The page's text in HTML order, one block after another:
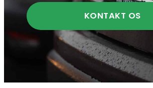
KONTAKT OS